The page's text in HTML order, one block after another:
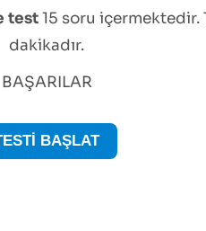
test15 soru içermektedir.
dakikadır.
BAŞARILAR